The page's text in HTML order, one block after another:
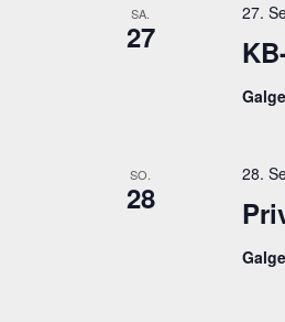
SA.
27
27.
SO.
28
28.